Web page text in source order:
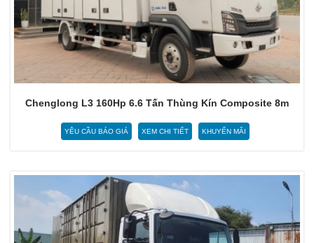
Chenglong L3 160Hp 6.6 Tấn Thùng Kín Composite 8m
YÊU CẦU BÁO GIÁ XEM CHI TIẾT KHUYẾN MÃI